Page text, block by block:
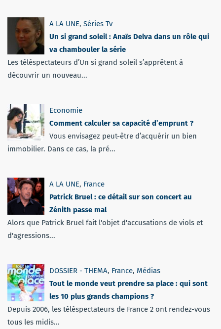
A LA UNE, Séries Tv
Un si grand soleil : Anaïs Delva dans un rôle qui
va chambouler la série
Les téléspectateurs d’Un si grand soleil s’apprêtent à
découvrir un nouveau...
Economie
Comment calculer sa capacité d’emprunt ?
Vous envisagez peut-être d’acquérir un bien
immobilier. Dans ce cas, la pré...
A LA UNE, France
Patrick Bruel : ce détail sur son concert au
Zénith passe mal
Alors que Patrick Bruel fait l'objet d'accusations de viols et
d'agressions...
DOSSIER - THEMA, France, Médias
Tout le monde veut prendre sa place : qui sont
les 10 plus grands champions ?
Depuis 2006, les téléspectateurs de France 2 ont rendez-vous
tous les midis...